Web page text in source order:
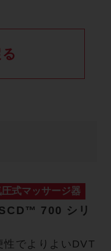
式マッサージ器
700 シリ
性でよりよいDVT